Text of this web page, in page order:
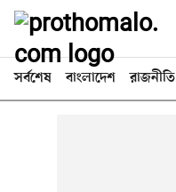
সর্বশেষ বাংলাদেশ রাজনীতি